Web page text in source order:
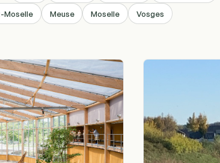
Moselle Meuse Moselle Vosges